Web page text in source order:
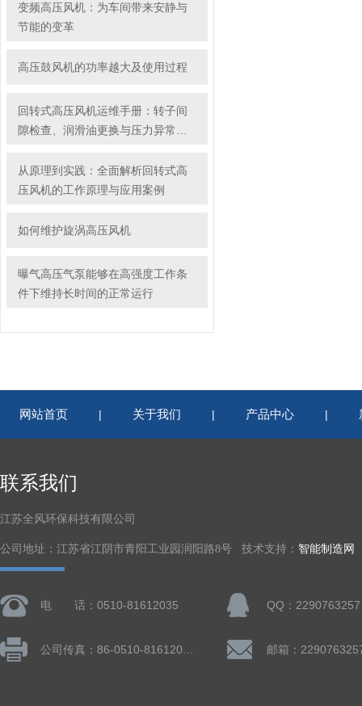
变频高压风机：为车间带来安静与
节能的变革
高压鼓风机的功率越大及使用过程
回转式高压风机运维手册：转子间
隙检查、润滑油更换与压力异常排
从原理到实践：全面解析回转式高
压风机的工作原理与应用案例
如何维护旋涡高压风机
曝气高压气泵能够在高强度工作条
件下维持长时间的正常运行
网站首页 | 关于我们 | 产品中心 |
联系我们
江苏全风环保科技有限公司
公司地址：江苏省江阴市青阳工业园润阳路8号 技术支持： 智能制造网
电 话：0510-81612035 QQ：2290763257
邮箱：